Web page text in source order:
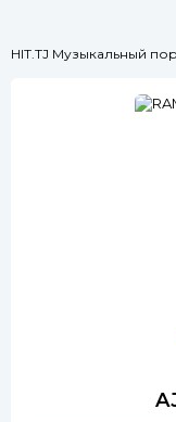
HIT.TJ Музыкальный